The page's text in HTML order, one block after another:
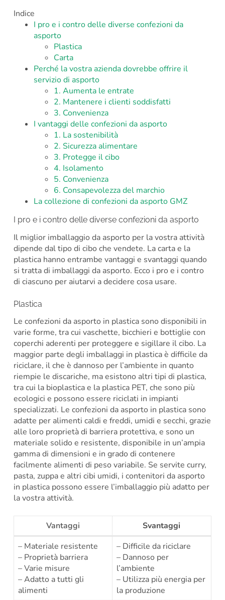
Indice
I pro e i contro delle diverse confezioni da
asporto
Plastica
Carta
Perché la vostra azienda dovrebbe offrire il
servizio di asporto
1. Aumenta le entrate
2. Mantenere i clienti soddisfatti
3. Convenienza
I vantaggi delle confezioni da asporto
1. La sostenibilità
2. Sicurezza alimentare
3. Protegge il cibo
4. Isolamento
5. Convenienza
6. Consapevolezza del marchio
La collezione di confezioni da asporto GMZ
I pro e i contro delle diverse confezioni da asporto
Il miglior imballaggio da asporto per la vostra attività
dipende dal tipo di cibo che vendete. La carta e la
plastica hanno entrambe vantaggi e svantaggi quando
si tratta di imballaggi da asporto. Ecco i pro e i contro
di ciascuno per aiutarvi a decidere cosa usare.
Plastica
Le confezioni da asporto in plastica sono disponibili in
varie forme, tra cui vaschette, bicchieri e bottiglie con
coperchi aderenti per proteggere e sigillare il cibo. La
maggior parte degli imballaggi in plastica è difficile da
riciclare, il che è dannoso per l’ambiente in quanto
riempie le discariche, ma esistono altri tipi di plastica,
tra cui la bioplastica e la plastica PET, che sono più
ecologici e possono essere riciclati in impianti
specializzati. Le confezioni da asporto in plastica sono
adatte per alimenti caldi e freddi, umidi e secchi, grazie
alle loro proprietà di barriera protettiva, e sono un
materiale solido e resistente, disponibile in un’ampia
gamma di dimensioni e in grado di contenere
facilmente alimenti di peso variabile. Se servite curry,
pasta, zuppa e altri cibi umidi, i contenitori da asporto
in plastica possono essere l’imballaggio più adatto per
la vostra attività.
Vantaggi
Svantaggi
– Materiale resistente
– Proprietà barriera
– Varie misure
– Adatto a tutti gli
alimenti
– Difficile da riciclare
– Dannoso per
l’ambiente
– Utilizza più energia per
la produzione